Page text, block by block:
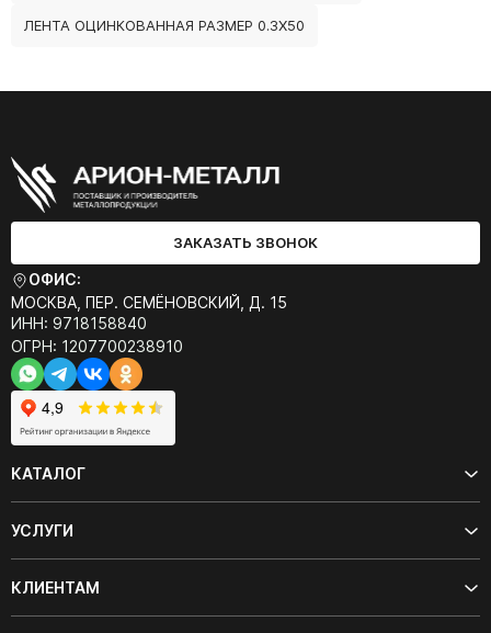
ЛЕНТА ОЦИНКОВАННАЯ РАЗМЕР 0.3Х50
ЗАКАЗАТЬ ЗВОНОК
ОФИС:
МОСКВА, ПЕР. СЕМЁНОВСКИЙ, Д. 15
ИНН: 9718158840
ОГРН: 1207700238910
КАТАЛОГ
УСЛУГИ
КЛИЕНТАМ